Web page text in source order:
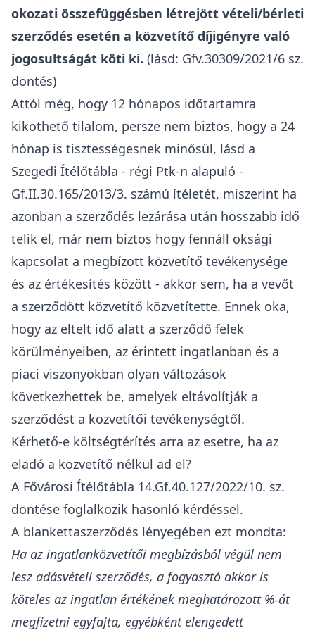
okozati összefüggésben létrejött vételi/bérleti
szerződés esetén a közvetítő díjigényre való
jogosultságát köti ki. (lásd: Gfv.30309/2021/6 sz.
döntés)
Attól még, hogy 12 hónapos időtartamra
kiköthető tilalom, persze nem biztos, hogy a 24
hónap is tisztességesnek minősül, lásd a
Szegedi Ítélőtábla - régi Ptk-n alapuló -
Gf.II.30.165/2013/3. számú ítéletét, miszerint ha
azonban a szerződés lezárása után hosszabb idő
telik el, már nem biztos hogy fennáll oksági
kapcsolat a megbízott közvetítő tevékenysége
és az értékesítés között - akkor sem, ha a vevőt
a szerződött közvetítő közvetítette. Ennek oka,
hogy az eltelt idő alatt a szerződő felek
körülményeiben, az érintett ingatlanban és a
piaci viszonyokban olyan változások
következhettek be, amelyek eltávolítják a
szerződést a közvetítői tevékenységtől.
Kérhető-e költségtérítés arra az esetre, ha az
eladó a közvetítő nélkül ad el?
A Fővárosi Ítélőtábla 14.Gf.40.127/2022/10. sz.
döntése foglalkozik hasonló kérdéssel.
A blankettaszerződés lényegében ezt mondta:
Ha az ingatlanközvetítői megbízásból végül nem
lesz adásvételi szerződés, a fogyasztó akkor is
köteles az ingatlan értékének meghatározott %-át
megfizetni egyfajta, egyébként elengedett